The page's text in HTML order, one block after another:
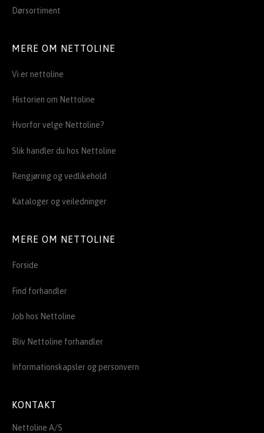
Dørsortiment
MERE OM NETTOLINE
Vi er nettoline
Historien om Nettoline
Hvorfor velge Nettoline?
Slik handler du hos Nettoline
Rengjøring og vedlikehold
Kataloger og veiledninger
MERE OM NETTOLINE
Forside
Find forhandler
Job hos Nettoline
Bliv Nettoline forhandler
Informationskapsler og personvern
KONTAKT
Nettoline A/S